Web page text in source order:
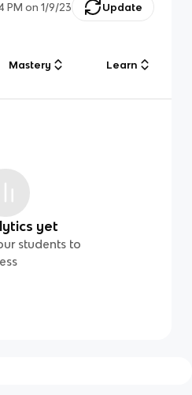
PM on 1/9/23 Update
Mastery Learn
yet
students to